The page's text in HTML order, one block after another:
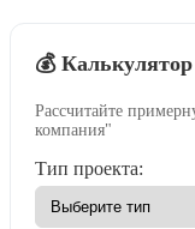
💰 Калькулятор
Рассчитайте
компания"
Тип проекта: